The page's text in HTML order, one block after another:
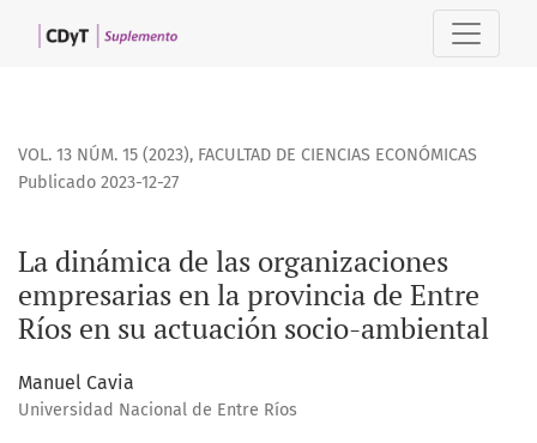
La dinámica de las organizaciones empresarias en la
VOL. 13 NÚM. 15 (2023), FACULTAD DE CIENCIAS ECONÓMICAS
La dinámica de las organizaciones
empresarias en la provincia de Entre
Ríos en su actuación socio-ambiental
Publicado 2023-12-27
Manuel Cavia
Universidad Nacional de Entre Ríos